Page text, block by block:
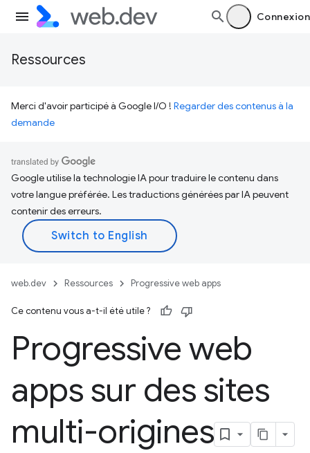
Connexion
Ressources
Merci d'avoir participé à Google I/O ! Regarder des contenus à la
demande
Google utilise la technologie IA pour traduire le contenu dans
votre langue préférée. Les traductions générées par IA peuvent
contenir des erreurs.
web.dev Ressources Progressive web apps
Ce contenu vous a-t-il été utile ?
Progressive web
apps sur des sites
multi-origines